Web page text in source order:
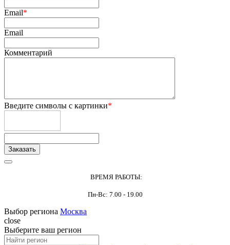
Email*
Email
Комментарий
Введите символы с картинки*
ВРЕМЯ РАБОТЫ:
Пн-Вс: 7.00 - 19.00
Выбор региона Москва
close
Выберите ваш регион